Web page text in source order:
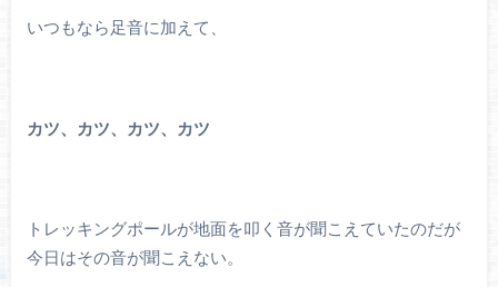
いつもなら足音に加えて、
カツ、カツ、カツ、カツ
トレッキングポールが地面を叩く音が聞こえていたのだが
今日はその音が聞こえない。